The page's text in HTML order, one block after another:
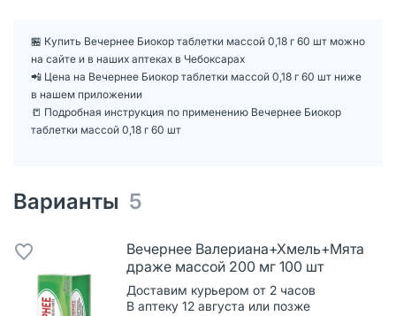
🏪 Купить Вечернее Биокор таблетки массой 0,18 г 60 шт можно
на сайте и в наших аптеках в Чебоксарах
📲 Цена на Вечернее Биокор таблетки массой 0,18 г 60 шт ниже
в нашем приложении
📒 Подробная инструкция по применению Вечернее Биокор
таблетки массой 0,18 г 60 шт
Варианты 5
Вечернее Валериана+Хмель+Мята
драже массой 200 мг 100 шт
Доставим курьером от 2 часов
В аптеку 12 августа или позже